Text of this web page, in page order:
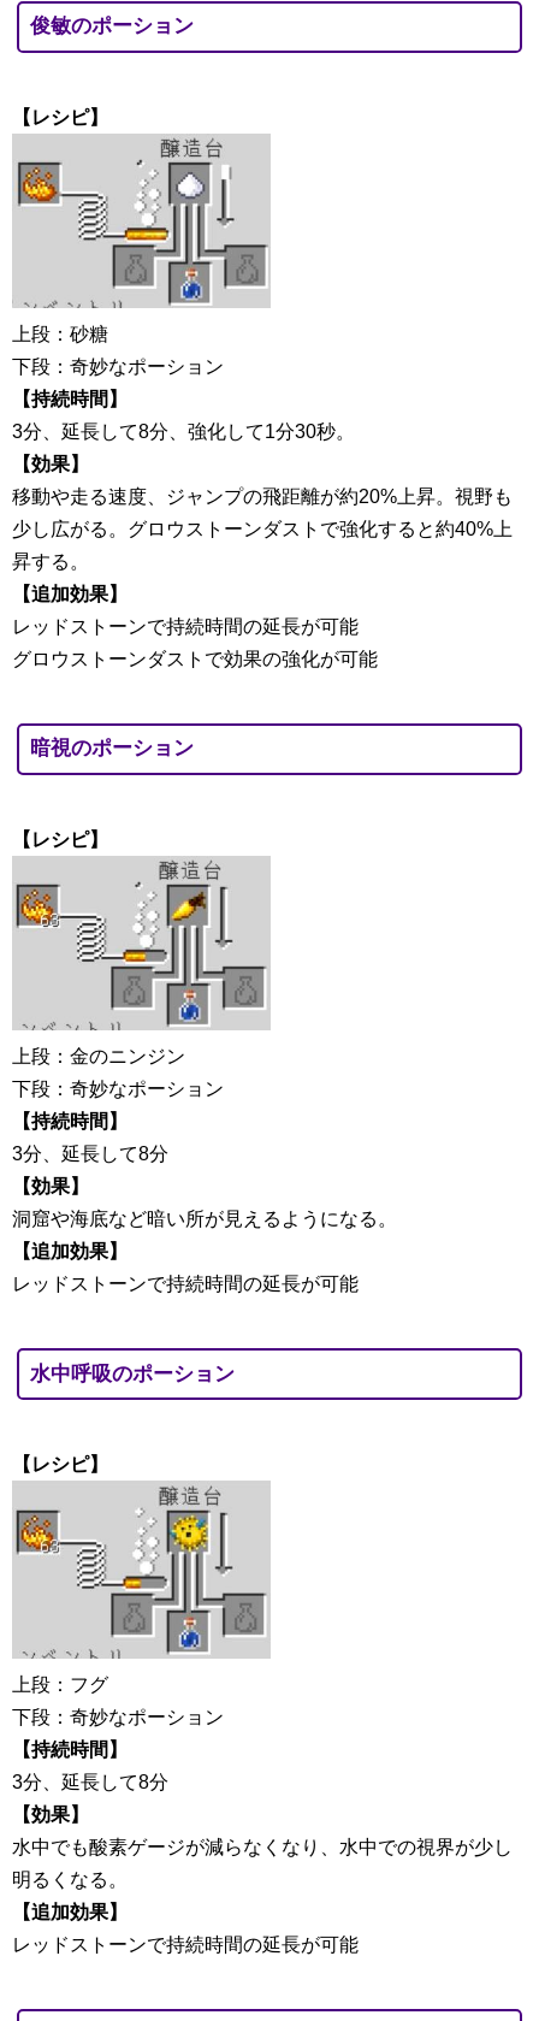
俊敏のポーション
【レシピ】
上段：砂糖
下段：奇妙なポーション
【持続時間】
3分、延長して8分、強化して1分30秒。
【効果】
移動や走る速度、ジャンプの飛距離が約20%上昇。視野も
少し広がる。グロウストーンダストで強化すると約40%上
昇する。
【追加効果】
レッドストーンで持続時間の延長が可能
グロウストーンダストで効果の強化が可能
暗視のポーション
【レシピ】
上段：金のニンジン
下段：奇妙なポーション
【持続時間】
3分、延長して8分
【効果】
洞窟や海底など暗い所が見えるようになる。
【追加効果】
レッドストーンで持続時間の延長が可能
水中呼吸のポーション
【レシピ】
上段：フグ
下段：奇妙なポーション
【持続時間】
3分、延長して8分
【効果】
水中でも酸素ゲージが減らなくなり、水中での視界が少し
明るくなる。
【追加効果】
レッドストーンで持続時間の延長が可能